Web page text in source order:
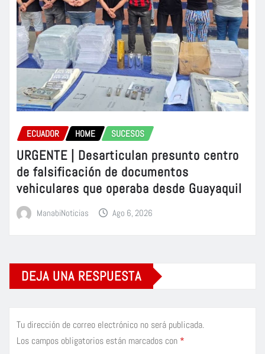
ECUADOR HOME SUCESOS
URGENTE | Desarticulan presunto centro
de falsificación de documentos
vehiculares que operaba desde Guayaquil
ManabiNoticias Ago 6, 2026
DEJA UNA RESPUESTA
Tu dirección de correo electrónico no será publicada.
Los campos obligatorios están marcados con *